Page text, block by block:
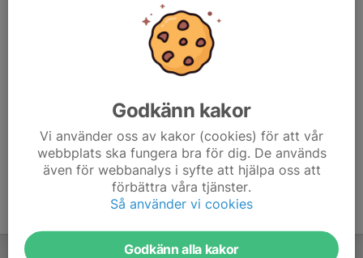
antal inomhusanläggningar som möjliggör körning även på
Motocross är en av få motorsporter som kan bedrivas både
som motionsform eller på elitnivå, din egen ambitionsnivå avgör
För öppettider på våra banor se kalendern.
Godkänn kakor
Vi använder oss av kakor (cookies) för att vår
webbplats ska fungera bra för dig. De används
även för webbanalys i syfte att hjälpa oss att
förbättra våra tjänster.
Så använder vi cookies
Godkänn alla kakor